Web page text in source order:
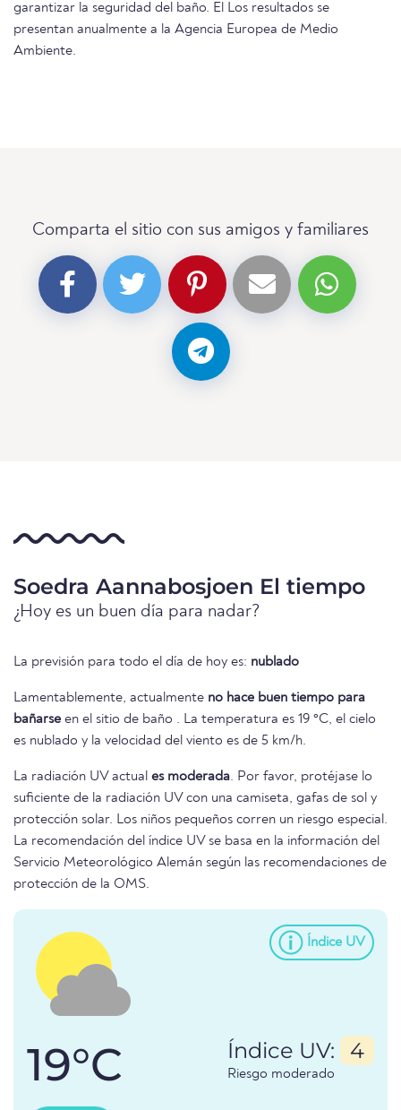
garantizar la seguridad del baño. El Los resultados se
presentan anualmente a la Agencia Europea de Medio
Ambiente.
Comparta el sitio con sus amigos y familiares
Soedra Aannabosjoen El tiempo
¿Hoy es un buen día para nadar?
La previsión para todo el día de hoy es: nublado
Lamentablemente, actualmente no hace buen tiempo para
bañarse en el sitio de baño . La temperatura es 19 °C, el cielo
es nublado y la velocidad del viento es de 5 km/h.
La radiación UV actual es moderada. Por favor, protéjase lo
suficiente de la radiación UV con una camiseta, gafas de sol y
protección solar. Los niños pequeños corren un riesgo especial.
La recomendación del índice UV se basa en la información del
Servicio Meteorológico Alemán según las recomendaciones de
protección de la OMS.
Índice UV
19°C Índice UV: 4
Riesgo moderado